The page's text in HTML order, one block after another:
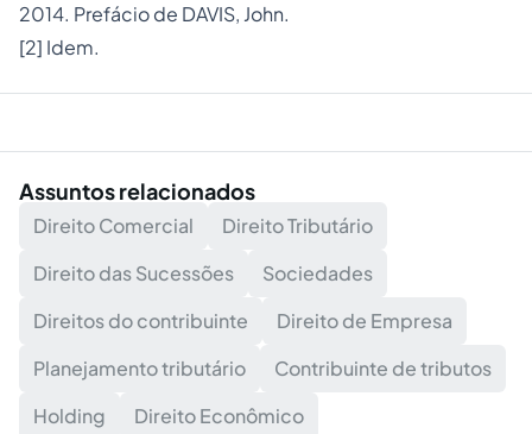
2014. Prefácio de DAVIS, John.
[2] Idem.
Assuntos relacionados
Direito Comercial
Direito Tributário
Direito das Sucessões
Sociedades
Direitos do contribuinte
Direito de Empresa
Planejamento tributário
Contribuinte de tributos
Holding
Direito Econômico